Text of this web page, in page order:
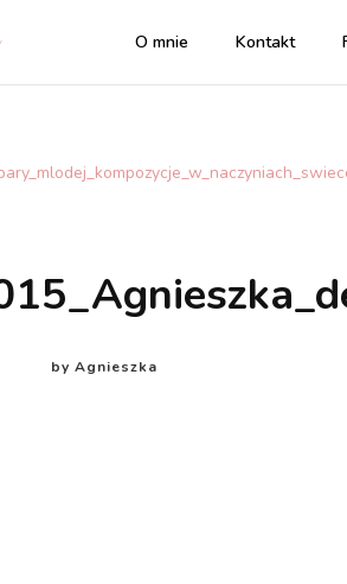
O mnie Kontakt
by Agnieszka